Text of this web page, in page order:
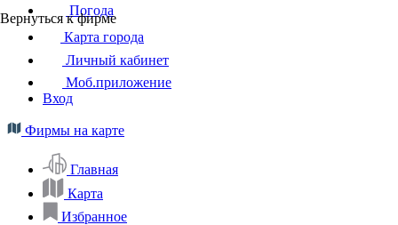
Вернуться к фирме
Погода
Карта города
Личный кабинет
Моб.приложение
Вход
Фирмы на карте
Главная
Карта
Избранное